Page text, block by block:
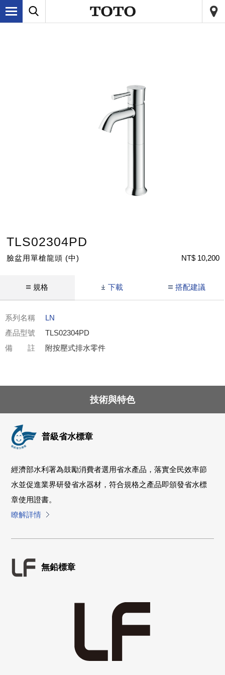
TLS02304PD
臉盆用單槍龍頭 (中) NT$ 10,200
規格 下載 搭配建議
系列名稱
LN
產品型號
TLS02304PD
備 註
附按壓式排水零件
技術與特色
普級省水標章
經濟部水利署為鼓勵消費者選用省水產品，落實全民效率節
水並促進業界研發省水器材，符合規格之產品即頒發省水標
章使用證書。
瞭解詳情
無鉛標章